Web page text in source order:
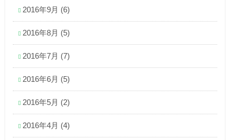
2016年9月 (6)
2016年8月 (5)
2016年7月 (7)
2016年6月 (5)
2016年5月 (2)
2016年4月 (4)